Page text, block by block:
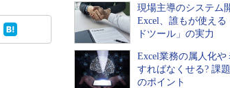
現場主導のシステム
Excel、誰もが使える
ドツール」の実力
Excel業務の属人化や
すればなくせる? 課
のポイント